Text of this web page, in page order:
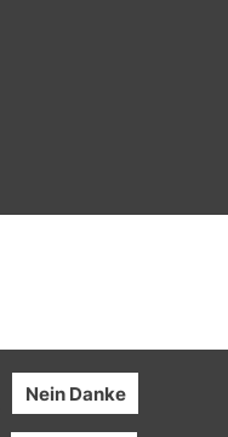
Nein Danke